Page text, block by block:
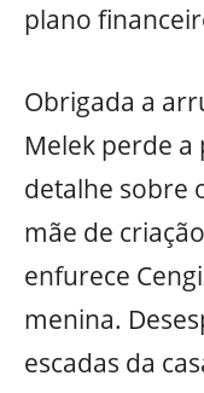
plano
Obrigada a
Melek perde a
detalhe sobre
mãe de
enfurece
menina.
escadas da